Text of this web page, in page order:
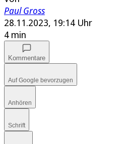
Paul Gross
28.11.2023, 19:14 Uhr
4 min
Kommentare
Auf Google bevorzugen
Anhören
Schrift